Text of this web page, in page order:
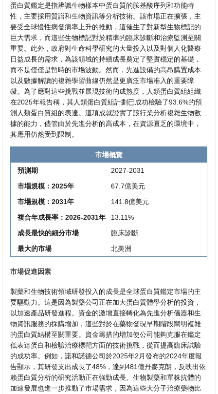
蛋白質鑑定是指辨識生物樣本中蛋白質的胺基酸序列和功能特
性，主要採用質譜和生物資訊等分析技術。該市場正在擴張，主
要受全球慢性病發病率上升的推動，這催生了對新型生物標記的
巨大需求，而這些生物標記對於精準的臨床診斷和治療監測至關
重要。此外，政府對生命科學研究的大量投入以及對個人化醫療
日益成長的需求，為該領域的持續成長奠定了堅實穩定的基礎，
而不是僅僅是暫時的市場波動。然而，先進設備的高昂購置成本
以及數據解讀的複雜學習曲線仍然是更廣泛市場准入的重要障
礙。為了應對這些挑戰並展現技術的成熟度，人類蛋白質組組織
在2025年報告稱，其人類蛋白質組計劃已成功檢驗了93.6%的預
測人類蛋白質組的表達。這項成就證實了該行業分析複雜生物數
據的能力，儘管由於先進分析的高成本，在資源匱乏的環境中，
其應用仍然受到限制。
市場概覽
預測期
2027-2031
市場規模：2025年
67.7億美元
市場規模：2031年
141.8億美元
複合年成長率：2026-2031年
13.11%
成長最快的細分市場
臨床診斷
最大的市場
北美洲
市場促進因素
製藥和生物技術領域研發投入的成長是全球蛋白質鑑定市場的主
要驅動力。這是因為製藥公司正在加大蛋白質體學分析的投資，
以加速產品研發進程。資金的激增直接轉​​化為先進分析儀器和生
物資訊服務的採購增加，這些對於在藥物發現早期階段闡明複雜
的蛋白質結構至關重要。資金籌措的增加使公司能夠克服在鑑定
低表達蛋白和檢驗治療標靶方面的技術挑戰，從而提高臨床試驗
的成功率。例如，諾和諾德公司於2025年2月發布的2024年度報
告顯示，其研發支出成長了48%，達到481億丹麥克朗，反映出依
賴蛋白質分析的研究活動正在強勁成長。生物製藥和單株抗體的
加速發展也進一步推動了市場需求，因為這些大分子治療藥物比